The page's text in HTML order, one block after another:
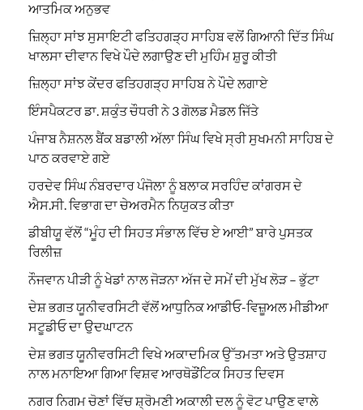
ਆਤਮਿਕ ਅਨੁਭਵ
ਜ਼ਿਲ੍ਹਾ ਸਾਂਝ ਸੁਸਾਇਟੀ ਫਤਿਹਗੜ੍ਹ ਸਾਹਿਬ ਵਲੋਂ ਗਿਆਨੀ ਦਿੱਤ ਸਿੰਘ
ਖਾਲਸਾ ਦੀਵਾਨ ਵਿਖੇ ਪੌਦੇ ਲਗਾਉਣ ਦੀ ਮੁਹਿੰਮ ਸ਼ੁਰੂ ਕੀਤੀ
ਜ਼ਿਲ੍ਹਾ ਸਾਂਝ ਕੇਂਦਰ ਫਤਿਹਗੜ੍ਹ ਸਾਹਿਬ ਨੇ ਪੌਦੇ ਲਗਾਏ
ਇੰਸਪੈਕਟਰ ਡਾ. ਸ਼ਕੁੰਤ ਚੌਧਰੀ ਨੇ 3 ਗੋਲਡ ਮੈਡਲ ਜਿੱਤੇ
ਪੰਜਾਬ ਨੈਸ਼ਨਲ ਬੈਂਕ ਬਡਾਲੀ ਅੱਲਾ ਸਿੰਘ ਵਿਖੇ ਸ੍ਰੀ ਸੁਖਮਨੀ ਸਾਹਿਬ ਦੇ
ਪਾਠ ਕਰਵਾਏ ਗਏ
ਹਰਦੇਵ ਸਿੰਘ ਨੰਬਰਦਾਰ ਪੰਜੋਲਾ ਨੂੰ ਬਲਾਕ ਸਰਹਿੰਦ ਕਾਂਗਰਸ ਦੇ
ਐਸ.ਸੀ. ਵਿਭਾਗ ਦਾ ਚੇਅਰਮੈਨ ਨਿਯੁਕਤ ਕੀਤਾ
ਡੀਬੀਯੂ ਵੱਲੋਂ “ਮੂੰਹ ਦੀ ਸਿਹਤ ਸੰਭਾਲ ਵਿੱਚ ਏ ਆਈ” ਬਾਰੇ ਪੁਸਤਕ
ਰਿਲੀਜ਼
ਨੌਜਵਾਨ ਪੀੜੀ ਨੂੰ ਖੇਡਾਂ ਨਾਲ ਜੋੜਨਾ ਅੱਜ ਦੇ ਸਮੇਂ ਦੀ ਮੁੱਖ ਲੋੜ – ਭੁੱਟਾ
ਦੇਸ਼ ਭਗਤ ਯੂਨੀਵਰਸਿਟੀ ਵੱਲੋਂ ਆਧੁਨਿਕ ਆਡੀਓ-ਵਿਜ਼ੂਅਲ ਮੀਡੀਆ
ਸਟੂਡੀਓ ਦਾ ਉਦਘਾਟਨ
ਦੇਸ਼ ਭਗਤ ਯੂਨੀਵਰਸਿਟੀ ਵਿਖੇ ਅਕਾਦਮਿਕ ਉੱਤਮਤਾ ਅਤੇ ਉਤਸ਼ਾਹ
ਨਾਲ ਮਨਾਇਆ ਗਿਆ ਵਿਸ਼ਵ ਆਰਥੋਡੌਂਟਿਕ ਸਿਹਤ ਦਿਵਸ
ਨਗਰ ਨਿਗਮ ਚੋਣਾਂ ਵਿੱਚ ਸ਼੍ਰੋਮਣੀ ਅਕਾਲੀ ਦਲ ਨੂੰ ਵੋਟ ਪਾਉਣ ਵਾਲੇ